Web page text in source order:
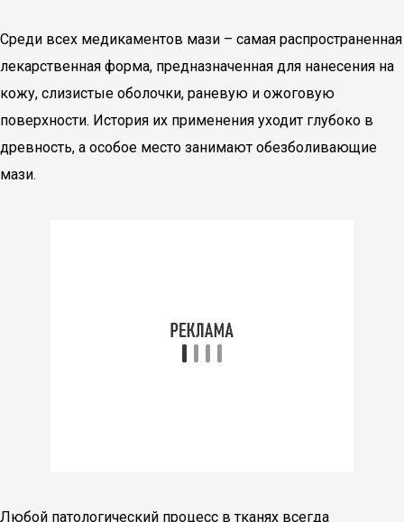
Среди всех медикаментов мази – самая распространенная
лекарственная форма, предназначенная для нанесения на
кожу, слизистые оболочки, раневую и ожоговую
поверхности. История их применения уходит глубоко в
древность, а особое место занимают обезболивающие
мази.
Любой патологический процесс в тканях всегда